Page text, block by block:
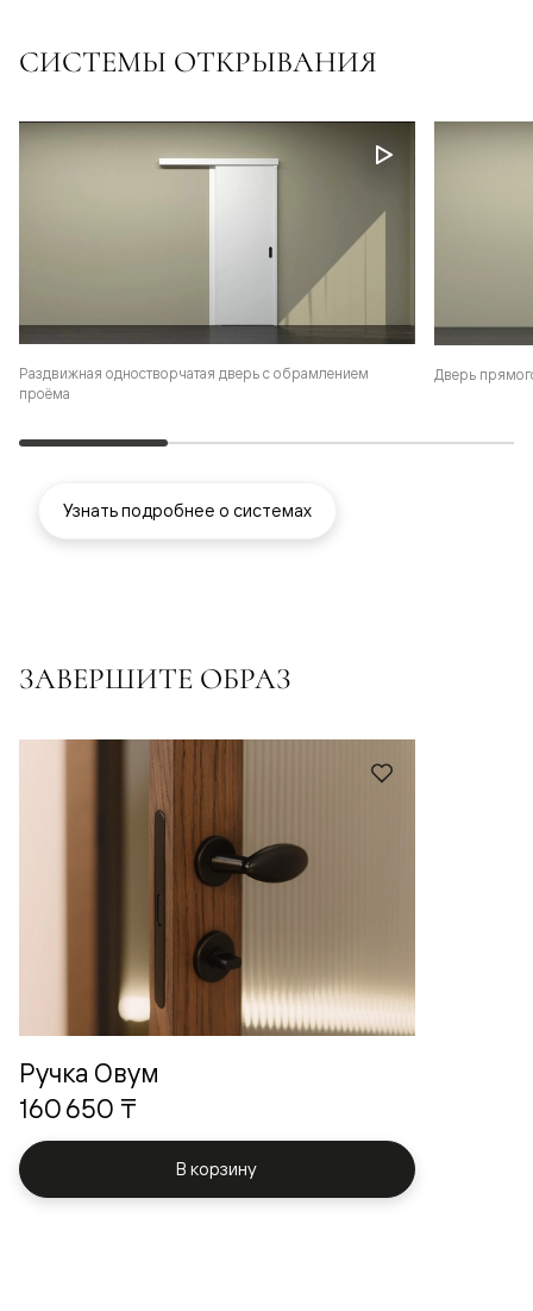
СИСТЕМЫ ОТКРЫВАНИЯ
Раздвижная одностворчатая дверь с обрамлением
проёма
Дверь
Узнать подробнее о системах
ЗАВЕРШИТЕ ОБРАЗ
Ручка Овум
160 650 ₸
В корзину